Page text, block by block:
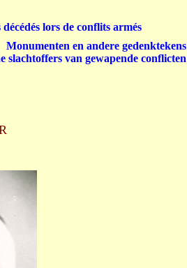
lors de conflits armés
Monumenten en andere gedenktekens
slachtoffers van gewapende conflicten